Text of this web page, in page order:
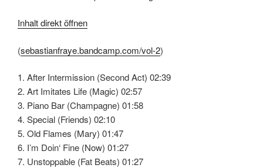
Inhalt direkt öffnen
(sebastianfraye.bandcamp.com/vol-2)
1. After Intermission (Second Act) 02:39
2. Art Imitates Life (Magic) 02:57
3. Piano Bar (Champagne) 01:58
4. Special (Friends) 02:10
5. Old Flames (Mary) 01:47
6. I’m Doin‘ Fine (Now) 01:27
7. Unstoppable (Fat Beats) 01:27